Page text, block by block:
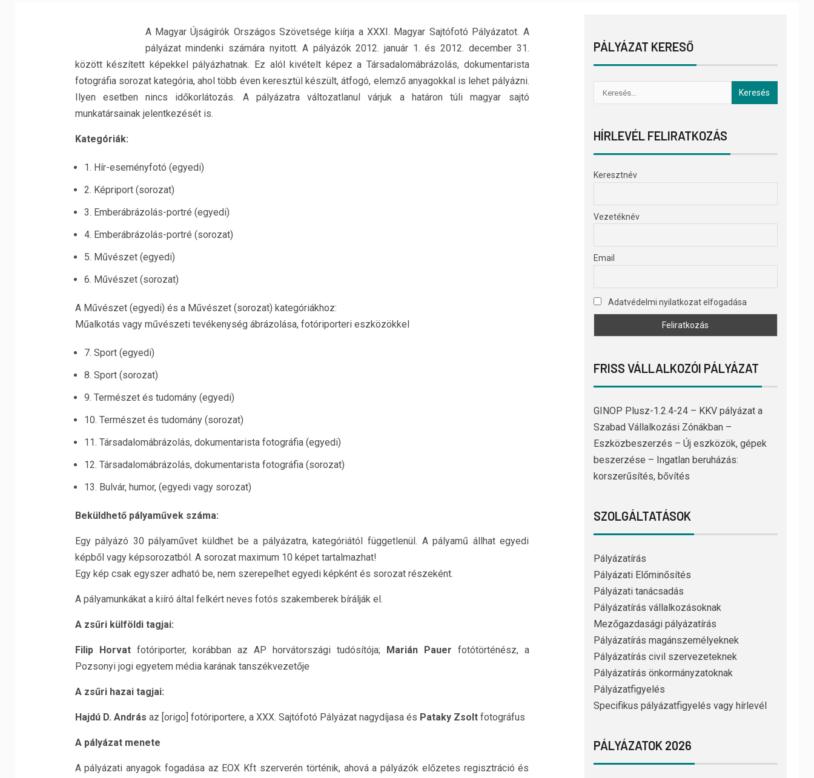
A Magyar Újságírók Országos Szövetsége kiírja a XXXI. Magyar Sajtófotó Pályázatot. A
pályázat mindenki számára nyitott. A pályázók 2012. január 1. és 2012. december 31.
között készített képekkel pályázhatnak. Ez alól kivételt képez a Társadalomábrázolás, dokumentarista
fotográfia sorozat kategória, ahol több éven keresztül készült, átfogó, elemző anyagokkal is lehet pályázni.
Ilyen esetben nincs időkorlátozás. A pályázatra változatlanul várjuk a határon túli magyar sajtó
munkatársainak jelentkezését is.
Kategóriák:
1. Hír-eseményfotó (egyedi)
2. Képriport (sorozat)
3. Emberábrázolás-portré (egyedi)
4. Emberábrázolás-portré (sorozat)
5. Művészet (egyedi)
6. Művészet (sorozat)
A Művészet (egyedi) és a Művészet (sorozat) kategóriákhoz:
Műalkotás vagy művészeti tevékenység ábrázolása, fotóriporteri eszközökkel
7. Sport (egyedi)
8. Sport (sorozat)
9. Természet és tudomány (egyedi)
10. Természet és tudomány (sorozat)
11. Társadalomábrázolás, dokumentarista fotográfia (egyedi)
12. Társadalomábrázolás, dokumentarista fotográfia (sorozat)
13. Bulvár, humor, (egyedi vagy sorozat)
Beküldhető pályaművek száma:
Egy pályázó 30 pályaművet küldhet be a pályázatra, kategóriától függetlenül. A pályamű állhat egyedi
képből vagy képsorozatból. A sorozat maximum 10 képet tartalmazhat!
Egy kép csak egyszer adható be, nem szerepelhet egyedi képként és sorozat részeként.
A pályamunkákat a kiíró által felkért neves fotós szakemberek bírálják el.
A zsűri külföldi tagjai:
Filip Horvatfotóriporter, korábban az AP horvátországi tudósítója; Marián Pauer fotótörténész, a
Pozsonyi jogi egyetem média karának tanszékvezetője
A zsűri hazai tagjai:
Hajdú D. András az [origo] fotóriportere, a XXX. Sajtófotó Pályázat nagydíjasa és Pataky Zsoltfotográfus
A pályázat menete
A pályázati anyagok fogadása az EOX Kft szerverén történik, ahová a pályázók előzetes regisztráció és
PÁLYÁZAT KERESŐ
HÍRLEVÉL FELIRATKOZÁS
Keresztnév
Vezetéknév
Email
Adatvédelmi nyilatkozat elfogadása
FRISS VÁLLALKOZÓI PÁLYÁZAT
GINOP Plusz-1.2.4-24 – KKV pályázat a
Szabad Vállalkozási Zónákban –
Eszközbeszerzés – Új eszközök, gépek
beszerzése – Ingatlan beruházás:
korszerűsítés, bővítés
SZOLGÁLTATÁSOK
Pályázatírás
Pályázati Előminősítés
Pályázati tanácsadás
Pályázatírás vállalkozásoknak
Mezőgazdasági pályázatírás
Pályázatírás magánszemélyeknek
Pályázatírás civil szervezeteknek
Pályázatírás önkormányzatoknak
Pályázatfigyelés
Specifikus pályázatfigyelés vagy hírlevél
PÁLYÁZATOK 2026